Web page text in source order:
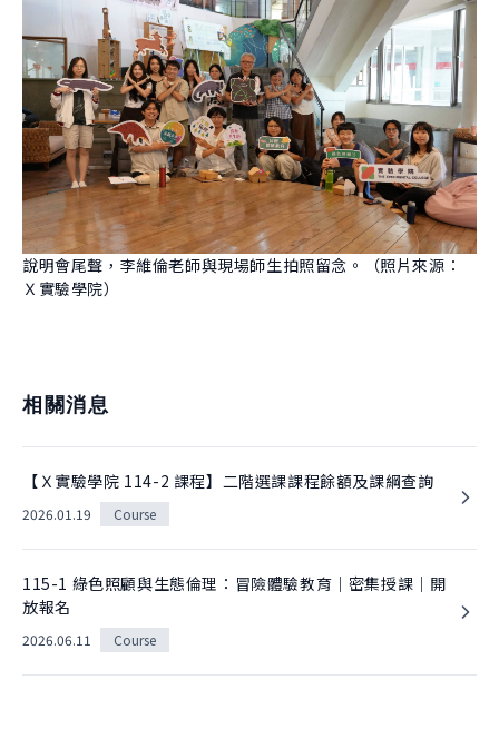
說明會尾聲，李維倫老師與現場師生拍照留念。（照片來源：
Ｘ實驗學院）
相關消息
【Ｘ實驗學院 114-2 課程】二階選課課程餘額及課綱查詢
2026.01.19 Course
115-1 綠色照顧與生態倫理：冒險體驗教育｜密集授課｜開
放報名
2026.06.11 Course